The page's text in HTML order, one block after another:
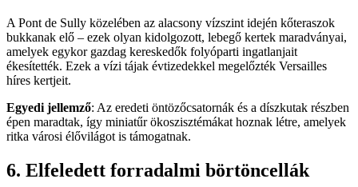
A Pont de Sully közelében az alacsony vízszint idején kőteraszok
bukkanak elő – ezek olyan kidolgozott, lebegő kertek maradványai,
amelyek egykor gazdag kereskedők folyóparti ingatlanjait
ékesítették. Ezek a vízi tájak évtizedekkel megelőzték Versailles
híres kertjeit.
Egyedi jellemző: Az eredeti öntözőcsatornák és a díszkutak részben
épen maradtak, így miniatűr ökoszisztémákat hoznak létre, amelyek
ritka városi élővilágot is támogatnak.
6. Elfeledett forradalmi börtöncellák